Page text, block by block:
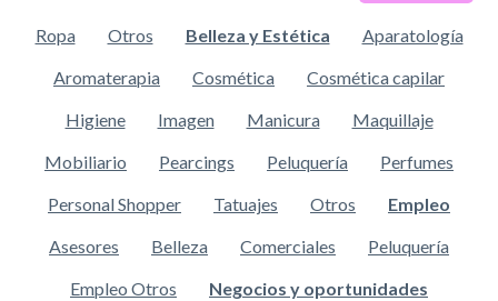
Ropa Otros Belleza y Estética
Aparatología
Aromaterapia
Cosmética
Cosmética capilar
Higiene
Imagen Manicura
Maquillaje
Mobiliario
Pearcings Peluquería
Perfumes
Personal Shopper
Tatuajes Otros
Empleo
Asesores
Belleza Comerciales
Peluquería
Empleo Otros
Negocios y oportunidades